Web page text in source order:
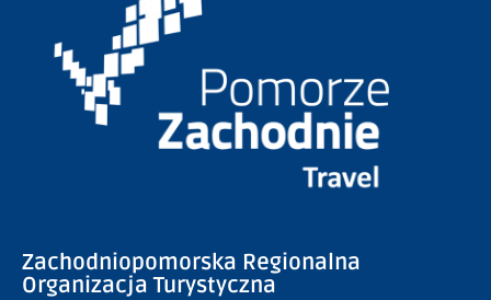
Zachodniopomorska Regionalna
Organizacja Turystyczna